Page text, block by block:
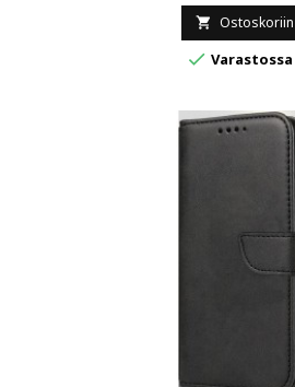
 Ostoskoriin
 Varastossa